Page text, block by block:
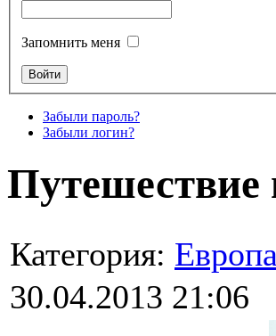
Запомнить меня
Забыли пароль?
Забыли логин?
Путешествие
Категория:
30.04.2013 21:06